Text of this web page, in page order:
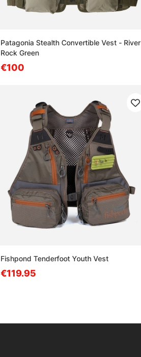
Patagonia Stealth Convertible Vest - River
Rock Green
€100
Fishpond Tenderfoot Youth Vest
€119.95